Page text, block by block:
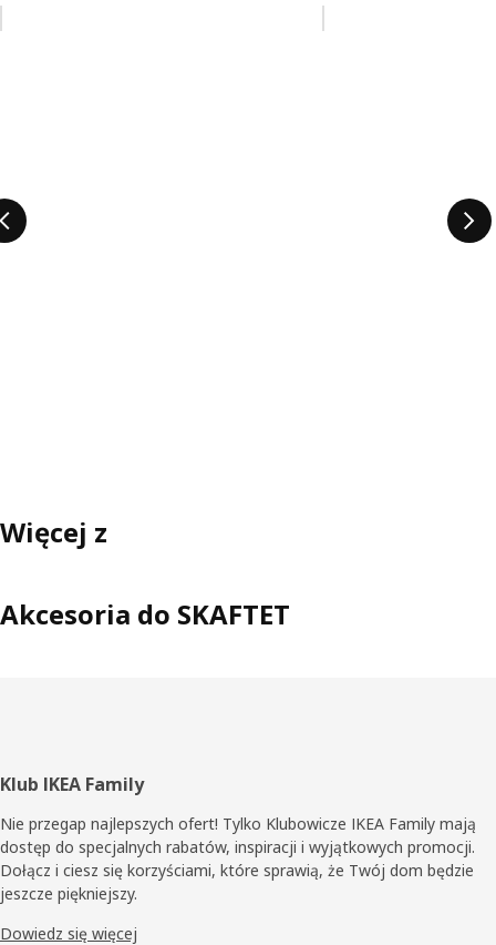
Więcej z
Akcesoria do SKAFTET
Stopka
Klub IKEA Family
Nie przegap najlepszych ofert! Tylko Klubowicze IKEA Family mają
dostęp do specjalnych rabatów, inspiracji i wyjątkowych promocji.
Dołącz i ciesz się korzyściami, które sprawią, że Twój dom będzie
jeszcze piękniejszy.
Dowiedz się więcej